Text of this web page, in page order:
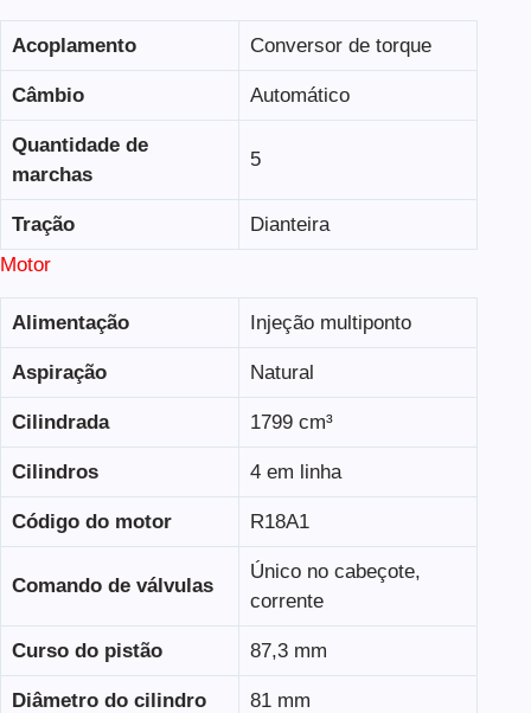
Acoplamento Conversor de torque
Câmbio Automático
Quantidade de
marchas
5
Tração
Dianteira
Motor
Alimentação Injeção multiponto
Aspiração Natural
Cilindrada 1799 cm³
Cilindros 4 em linha
Código do motor R18A1
Comando de válvulas
Único no cabeçote,
corrente
Curso do pistão 87,3 mm
Diâmetro do cilindro 81 mm